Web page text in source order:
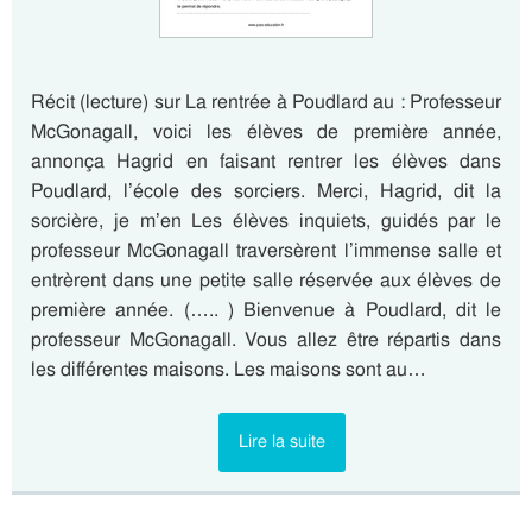
Récit (lecture) sur La rentrée à Poudlard au : Professeur
McGonagall, voici les élèves de première année,
annonça Hagrid en faisant rentrer les élèves dans
Poudlard, l’école des sorciers. Merci, Hagrid, dit la
sorcière, je m’en Les élèves inquiets, guidés par le
professeur McGonagall traversèrent l’immense salle et
entrèrent dans une petite salle réservée aux élèves de
première année. (….. ) Bienvenue à Poudlard, dit le
professeur McGonagall. Vous allez être répartis dans
les différentes maisons. Les maisons sont au…
Lire la suite